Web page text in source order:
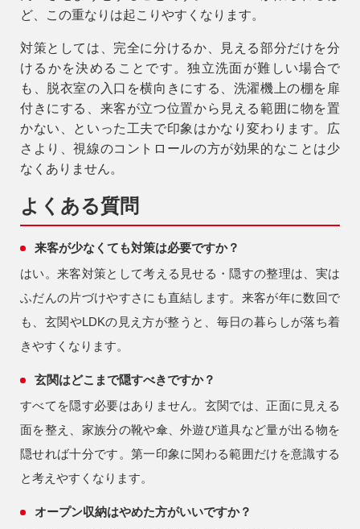
ど、この重なりは起こりやすくなります。
対策としては、完全に分けるか、見える部分だけを分
けるかを決めることです。独立洗面が難しい場合で
も、脱衣室の入口を横向きにする、洗濯機上の棚を扉
付きにする、来客が立つ位置から見える範囲に物を置
かない、といった工夫で印象はかなり変わります。広
さより、視線のコントロールの方が効果的なことは少
なくありません。
よくある質問
来客が少なくても対策は必要ですか？
はい。来客対策として考える見せる・隠すの整理は、実は
ふだんの片づけやすさにも直結します。来客が年に数回で
も、玄関やLDKの見え方が整うと、毎日の暮らしが落ち着
きやすくなります。
玄関はどこまで隠すべきですか？
すべてを隠す必要はありません。玄関では、正面に見える
面を整え、家族分の靴や傘、外遊び道具など量が出る物を
隠せれば十分です。第一印象に関わる範囲だけを意識する
と考えやすくなります。
オープン収納はやめた方がいいですか？